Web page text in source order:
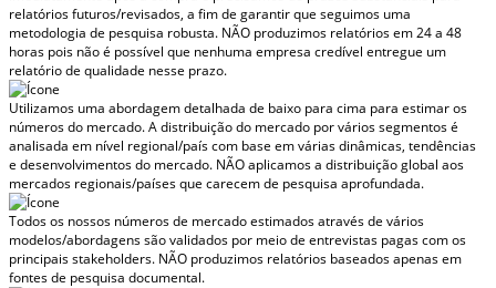
relatórios futuros/revisados, a fim de garantir que seguimos uma
metodologia de pesquisa robusta. NÃO produzimos relatórios em 24 a 48
horas pois não é possível que nenhuma empresa credível entregue um
relatório de qualidade nesse prazo.
Utilizamos uma abordagem detalhada de baixo para cima para estimar os
números do mercado. A distribuição do mercado por vários segmentos é
analisada em nível regional/país com base em várias dinâmicas, tendências
e desenvolvimentos do mercado. NÃO aplicamos a distribuição global aos
mercados regionais/paísesque carecem de pesquisa aprofundada.
Todos os nossos números de mercado estimados através de vários
modelos/abordagens são validados por meio de entrevistas pagas com os
principais stakeholders. NÃO produzimos relatórios baseados apenas em
fontes de pesquisa documental.